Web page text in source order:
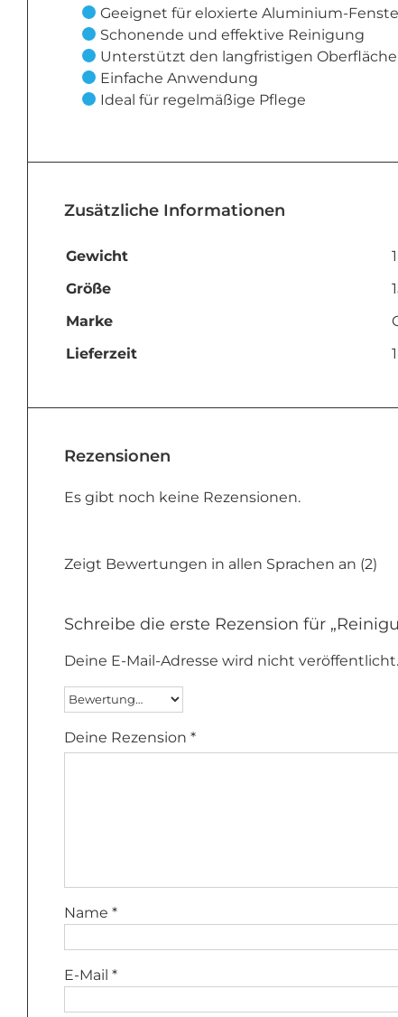
Geeignet für eloxierte Aluminium-
Schonende und effektive Reinigung
Unterstützt den langfristigen
Einfache Anwendung
Ideal für regelmäßige Pflege
Zusätzliche Informationen
Gewicht
Größe
Marke
Lieferzeit
Rezensionen
Es gibt noch keine Rezensionen.
Zeigt Bewertungen in allen Sprachen an (2)
Schreibe die erste Rezension für
Deine E-Mail-Adresse wird nicht veröffentlicht.
Deine Rezension *
Name *
E-Mail *